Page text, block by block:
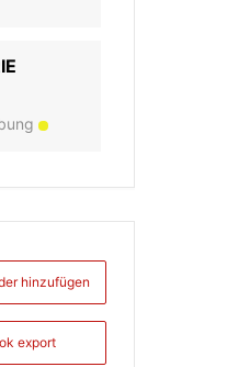
hinzufügen
export